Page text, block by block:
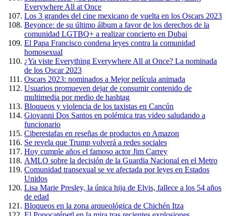
Everywhere All at Once
Los 3 grandes del cine mexicano de vuelta en los Oscars 2023
Beyonce: de su último álbum a favor de los derechos de la
comunidad LGTBQ+ a realizar concierto en Dubai
El Papa Francisco condena leyes contra la comunidad
homosexual
¿Ya viste Everything Everywhere All at Once? La nominada
de los Oscar 2023
Oscars 2023: nominados a Mejor película animada
Usuarios promueven dejar de consumir contenido de
multimedia por medio de hashtag
Bloqueos y violencia de los taxistas en Cancún
Giovanni Dos Santos en polémica tras video saludando a
funcionario
Ciberestafas en reseñas de productos en Amazon
Se revela que Trump volverá a redes sociales
Hoy cumple años el famoso actor Jim Carrey
AMLO sobre la decisión de la Guardia Nacional en el Metro
Comunidad transexual se ve afectada por leyes en Estados
Unidos
Lisa Marie Presley, la única hija de Elvis, fallece a los 54 años
de edad
Bloqueos en la zona arqueológica de Chichén Itza